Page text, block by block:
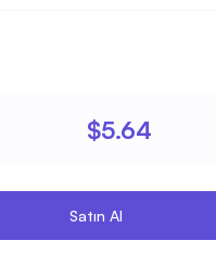
$5.64
Satın Al